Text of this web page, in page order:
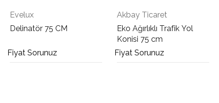
Evelux
Delinatör 75 CM
Fiyat Sorunuz
Akbay Ticaret
Eko Ağırlıklı Trafik Yol
Konisi 75 cm
Fiyat Sorunuz